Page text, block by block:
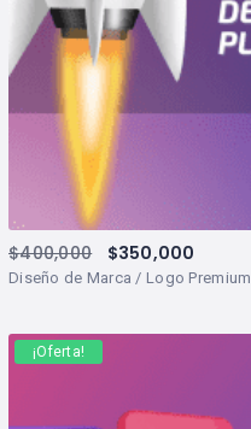
Diseño de Marca / Logo Premium
$400,000 $350,000
¡Oferta!